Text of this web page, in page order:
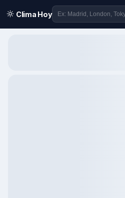
Clima Hoy